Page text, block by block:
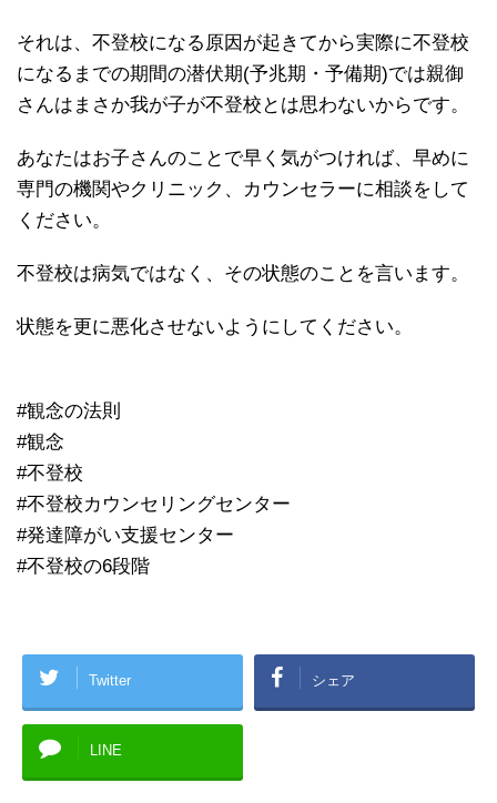
それは、不登校になる原因が起きてから実際に不登校
になるまでの期間の潜伏期(予兆期・予備期)では親御
さんはまさか我が子が不登校とは思わないからです。
あなたはお子さんのことで早く気がつければ、早めに
専門の機関やクリニック、カウンセラーに相談をして
ください。
不登校は病気ではなく、その状態のことを言います。
状態を更に悪化させないようにしてください。
#観念の法則
#観念
#不登校
#不登校カウンセリングセンター
#発達障がい支援センター
#不登校の6段階
Twitter シェア
LINE